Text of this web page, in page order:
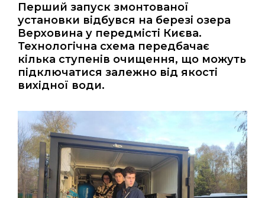
Перший запуск змонтованої
установки відбувся на березі озера
Верховина у передмісті Києва.
Технологічна схема передбачає
кілька ступенів очищення, що можуть
підключатися залежно від якості
вихідної води.